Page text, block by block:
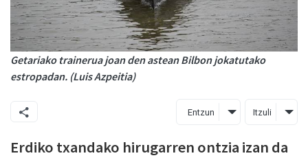
Getariako trainerua joan den astean Bilbon jokatutako
estropadan. (Luis Azpeitia)
Entzun Itzuli
Erdiko txandako hirugarren ontzia izan da